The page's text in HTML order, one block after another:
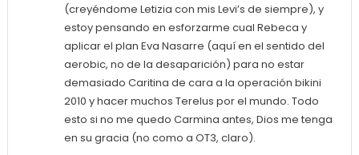
(creyéndome Letizia con mis Levi’s de siempre), y
estoy pensando en esforzarme cual Rebeca y
aplicar el plan Eva Nasarre (aquí en el sentido del
aerobic, no de la desaparición) para no estar
demasiado Caritina de cara a la operación bikini
2010 y hacer muchos Terelus por el mundo. Todo
esto si no me quedo Carmina antes, Dios me tenga
en su gracia (no como a OT3, claro).